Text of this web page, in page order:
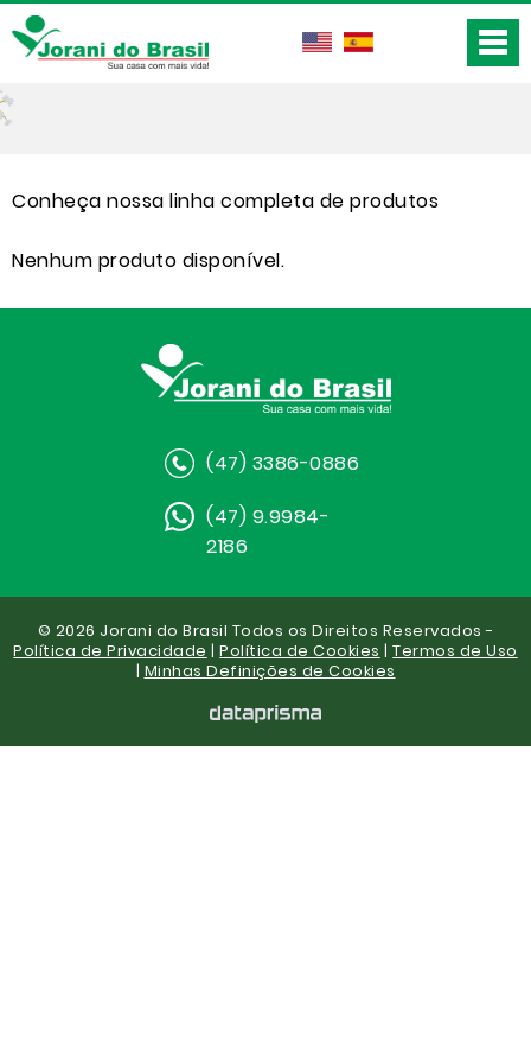
Conheça nossa linha completa de produtos
Nenhum produto disponível.
(47) 3386-0886
(47) 9.9984-
2186
© 2026 Jorani do Brasil Todos os Direitos Reservados -
Política de Privacidade |Política de Cookies |Termos de Uso
| Minhas Definições de Cookies